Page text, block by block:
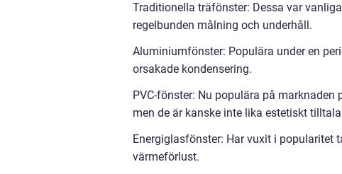
Traditionella träfönster: Dessa var
regelbunden målning och underhåll.
Aluminiumfönster: Populära under en
orsakade kondensering.
PVC-fönster: Nu populära på
men de är kanske inte lika estetiskt
Energiglasfönster: Har vuxit i popularitet
värmeförlust.